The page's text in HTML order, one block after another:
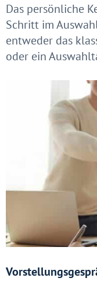
Das persönliche
Schritt im
entweder das
oder ein